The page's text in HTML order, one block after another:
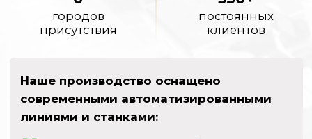
Мы являемся официальными
представителями мировых брендов: